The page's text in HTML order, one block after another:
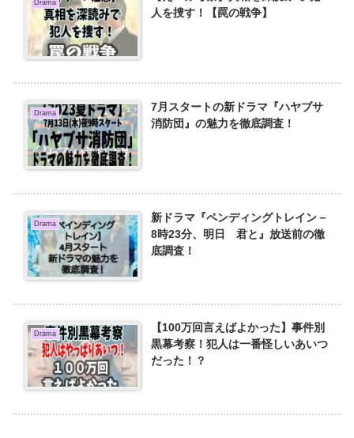
Drama
人を捜す！【罠の戦争】
Drama
7月スタートの新ドラマ『ハヤブサ
消防団』の魅力を徹底調査！
Drama
新ドラマ『ペンディングトレイン－
8時23分、明日 君と』放送前の徹
底調査！
Drama
【100万回言えばよかった】事件別
黒幕考察！犯人は一番怪しいあいつ
だった！？